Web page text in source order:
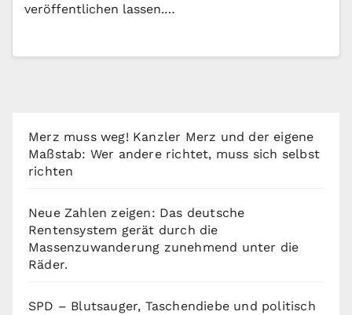
veröffentlichen lassen.…
Merz muss weg! Kanzler Merz und der eigene
Maßstab: Wer andere richtet, muss sich selbst
richten
Neue Zahlen zeigen: Das deutsche
Rentensystem gerät durch die
Massenzuwanderung zunehmend unter die
Räder.
SPD – Blutsauger, Taschendiebe und politisch